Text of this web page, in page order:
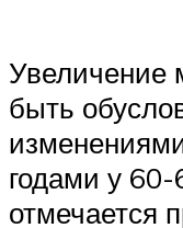
Увеличение
быть
годами у
отмечается